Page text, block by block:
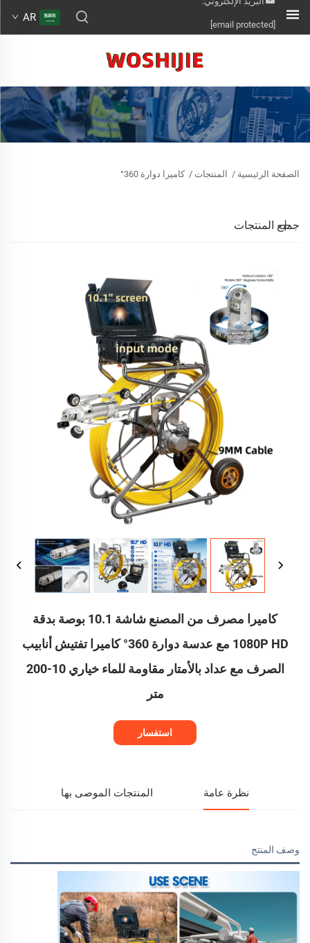
AR
الصفحة الرئيسية / المنتجات /كاميرا دوارة 360°
جميع المنتجات
كاميرا مصرف من المصنع شاشة 10.1 بوصة بدقة
1080P HD مع عدسة دوارة 360° كاميرا تفتيش أنابيب
الصرف مع عداد بالأمتار مقاومة للماء خياري 10-200
متر
استفسار
نظرة عامة المنتجات الموصى بها
وصف المنتج